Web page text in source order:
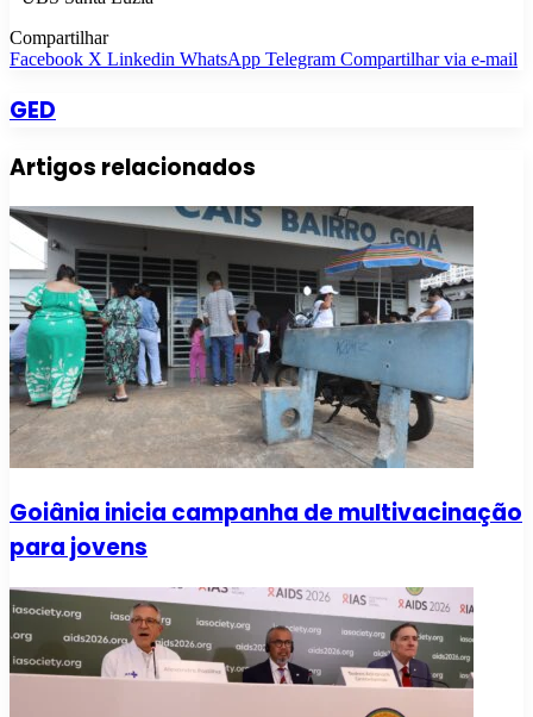
Compartilhar
Facebook X Linkedin WhatsApp Telegram Compartilhar via e-mail
GED
Artigos relacionados
Goiânia inicia campanha de multivacinação
para jovens